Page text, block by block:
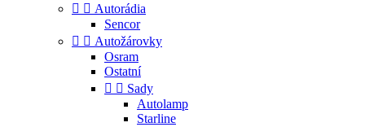
  Autorádia
Sencor
  Autožárovky
Osram
Ostatní
  Sady
Autolamp
Starline